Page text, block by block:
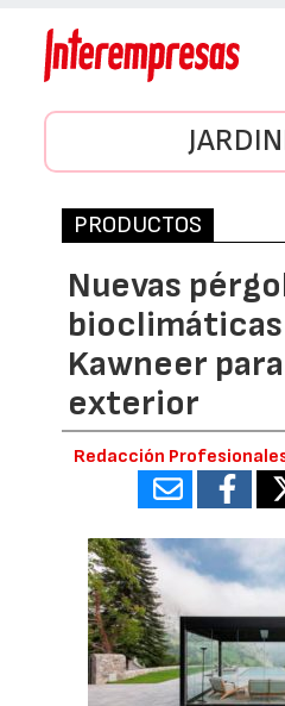
PRODUCTOS
Nuevas
Kawneer
exterior
Redacción